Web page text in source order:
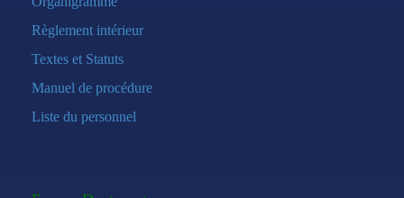
Règlement intérieur
Textes et Statuts
Manuel de procédure
Liste du personnel